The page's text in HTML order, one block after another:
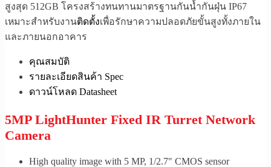
สูงสุด 512GB โครงสร้างทนทานมาตรฐานกันน้ำกันฝุ่น IP67
เหมาะสำหรับงานติดตั้งเพื่อรักษาความปลอดภัยขั้นสูงทั้งภายใน
และภายนอกอาคาร
คุณสมบัติ
รายละเอียดสินค้า Spec
ดาวน์โหลด Datasheet
5MP LightHunter Fixed IR Turret Network
Camera
High quality image with 5 MP, 1/2.7″ CMOS sensor